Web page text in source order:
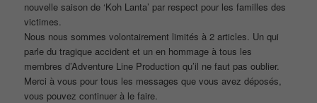
nouvelle saison de ‘Koh Lanta’ par respect pour les familles des
victimes.
Nous nous sommes volontairement limités à 2 articles. Un qui
parle du tragique accident et un en hommage à tous les
membres d’Adventure Line Production qu’il ne faut pas oublier.
Merci à vous pour tous les messages que vous avez déposés,
vous pouvez continuer à le faire.